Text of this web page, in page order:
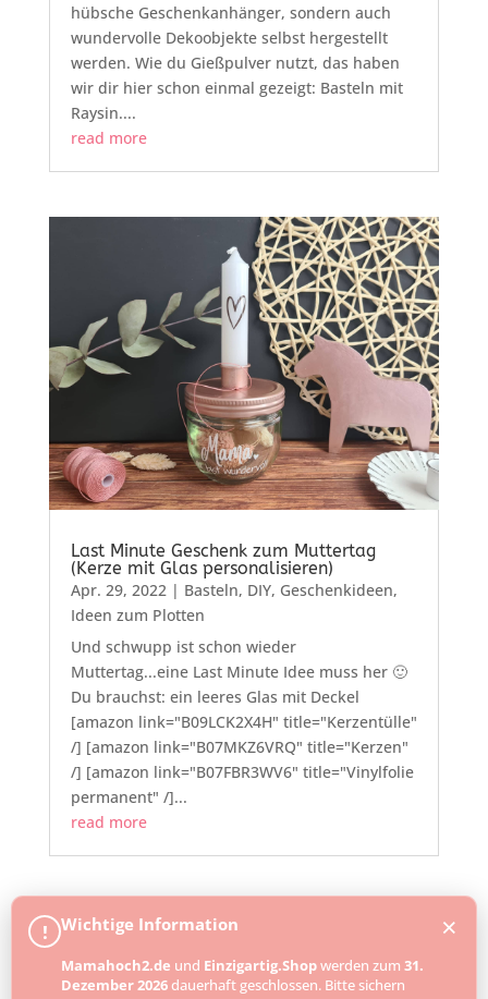
hübsche Geschenkanhänger, sondern auch
wundervolle Dekoobjekte selbst hergestellt
werden. Wie du Gießpulver nutzt, das haben
wir dir hier schon einmal gezeigt: Basteln mit
Raysin....
read more
Last Minute Geschenk zum Muttertag
(Kerze mit Glas personalisieren)
Apr. 29, 2022 | Basteln, DIY, Geschenkideen,
Ideen zum Plotten
Und schwupp ist schon wieder
Muttertag...eine Last Minute Idee muss her 🙂
Du brauchst: ein leeres Glas mit Deckel
[amazon link="B09LCK2X4H" title="Kerzentülle"
/] [amazon link="B07MKZ6VRQ" title="Kerzen"
/] [amazon link="B07FBR3WV6" title="Vinylfolie
permanent" /]...
read more
« Older Entries
! Wichtige Information
Mamahoch2.de und Einzigartig.Shopwerden zum 31.
Dezember 2026dauerhaft geschlossen. Bitte sichern
×